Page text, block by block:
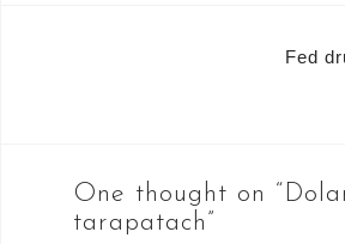
Fed
One thought on “
tarapatach”